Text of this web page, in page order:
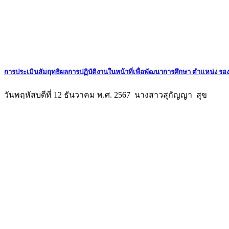
การประเมินสัมฤทธิผลการปฏิบัติงานในหน้าที่เพื่อพัฒนาการศึกษา ตำแหน่ง รอ
วันพฤหัสบดีที่ 12 ธันวาคม พ.ศ. 2567 นางสาวสุกัญญา สุข